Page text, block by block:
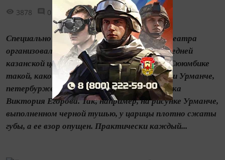
3878 0 0
Специально к премьере на первом этаже театра
организовали выставку, посвященную последней
казанской царице. Зрители оперы увидели Сююмбике
такой, какой ее изобразили художники Баки Урманче,
петербурженка Лена Саитбагина и челнинка
Виктория Егорова. Так, например, на рисунке Урманче,
выполненном черной тушью, у царицы плотно сжаты
губы, а ее взор опущен. Практически каждый...